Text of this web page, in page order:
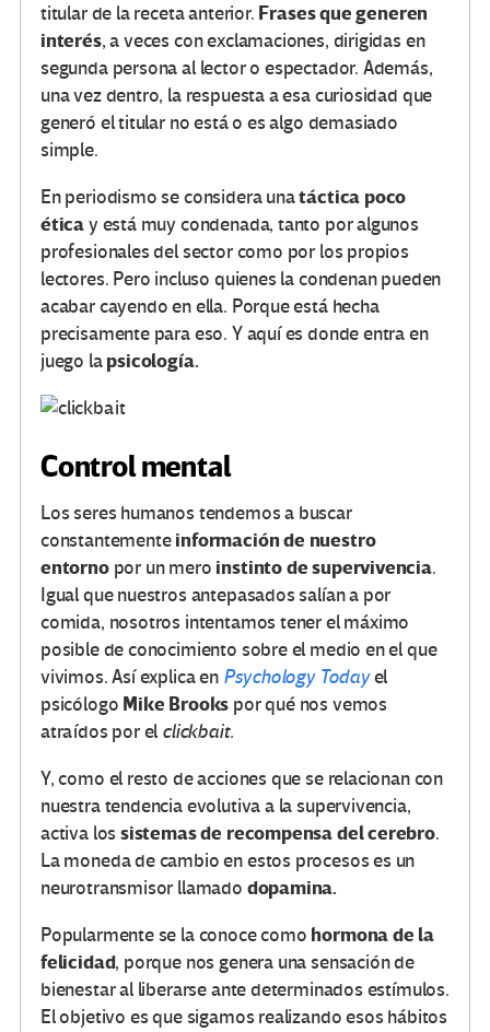
titular de la receta anterior. Frases que generen
interés, a veces con exclamaciones, dirigidas en
segunda persona al lector o espectador. Además,
una vez dentro, la respuesta a esa curiosidad que
generó el titular no está o es algo demasiado
simple.
En periodismo se considera unatáctica poco
éticay está muy condenada, tanto por algunos
profesionales del sector como por los propios
lectores. Pero incluso quienes la condenan pueden
acabar cayendo en ella. Porque está hecha
precisamente para eso. Y aquí es donde entra en
juego lapsicología.
Control mental
Los seres humanos tendemos a buscar
constantementeinformación de nuestro
entornopor un mero instinto de supervivencia.
Igual que nuestros antepasados salían a por
comida, nosotros intentamos tener el máximo
posible de conocimiento sobre el medio en el que
vivimos. Así explica en Psychology Todayel
psicólogo Mike Brooks por qué nos vemos
atraídos por el clickbait.
Y, como el resto de acciones que se relacionan con
nuestra tendencia evolutiva a la supervivencia,
activa lossistemas de recompensa del cerebro.
La moneda de cambio en estos procesos es un
neurotransmisor llamado dopamina.
Popularmente se la conoce como hormona de la
felicidad, porque nos genera una sensación de
bienestar al liberarse ante determinados estímulos.
El objetivo es que sigamos realizando esos hábitos